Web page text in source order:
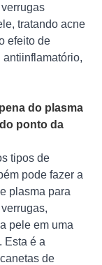
tratando acne
efeito de
antiinflamatório,
do plasma
ponto da
tipos de
pode fazer a
plasma para
pele em uma
Esta é a
de